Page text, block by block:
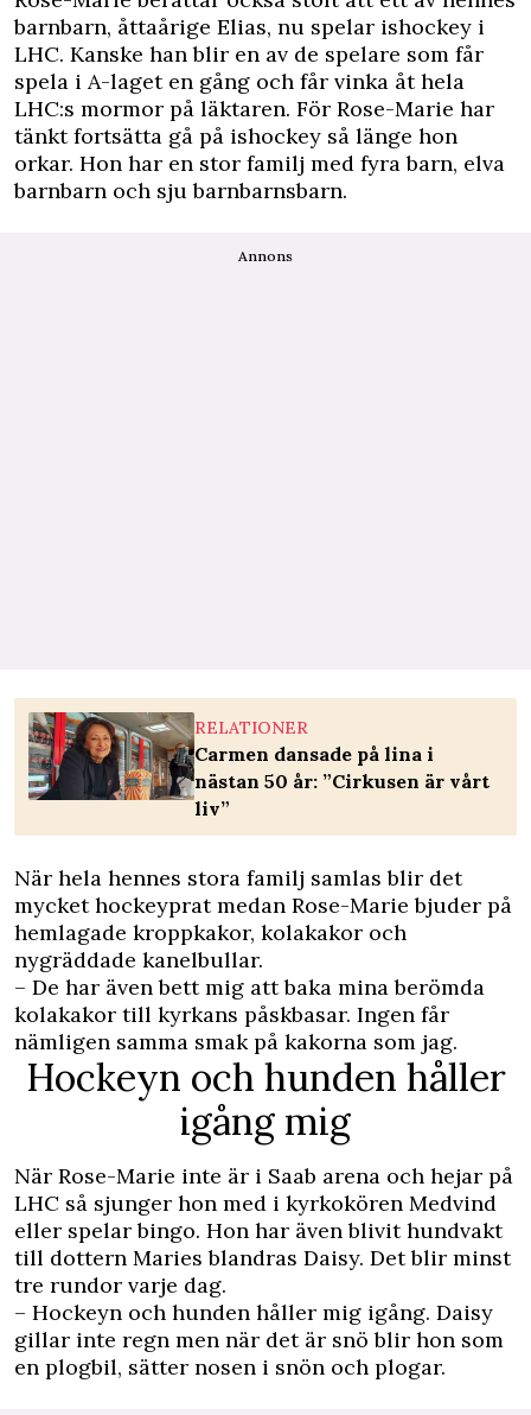
barnbarn, åttaårige Elias, nu spelar ishockey i
LHC. Kanske han blir en av de spelare som får
spela i A-laget en gång och får vinka åt hela
LHC:s mormor på läktaren. För Rose-Marie har
tänkt fortsätta gå på ishockey så länge hon
orkar. Hon har en stor familj med fyra barn, elva
barnbarn och sju barnbarnsbarn.
Annons
RELATIONER
Carmen dansade på lina i
nästan 50 år: ”Cirkusen är vårt
liv”
När hela hennes stora familj samlas blir det
mycket hockeyprat medan Rose-Marie bjuder på
hemlagade kroppkakor, kolakakor och
nygräddade kanelbullar.
– De har även bett mig att baka mina berömda
kolakakor till kyrkans påskbasar. Ingen får
nämligen samma smak på kakorna som jag.
Hockeyn och hunden håller
igång mig
När Rose-Marie inte är i Saab arena och hejar på
LHC så sjunger hon med i kyrkokören Medvind
eller spelar bingo. Hon har även blivit hundvakt
till dottern Maries blandras Daisy. Det blir minst
tre rundor varje dag.
– Hockeyn och hunden håller mig igång. Daisy
gillar inte regn men när det är snö blir hon som
en plogbil, sätter nosen i snön och plogar.